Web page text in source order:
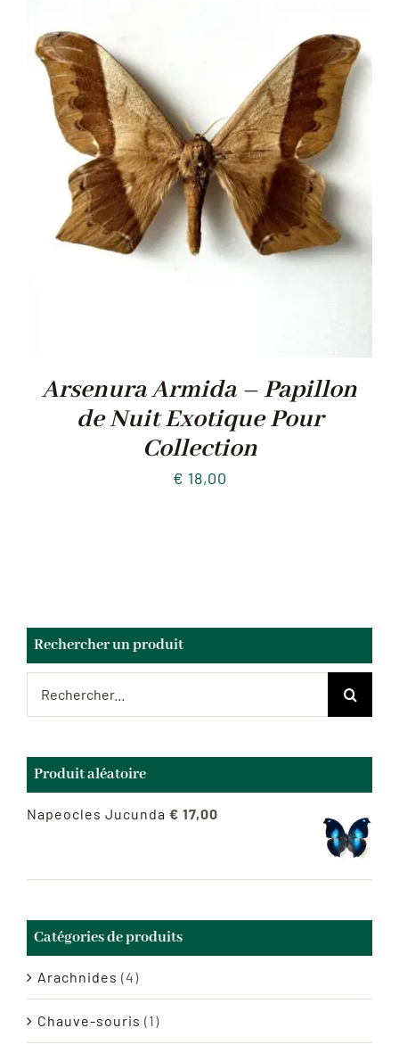
Arsenura Armida – Papillon
de Nuit Exotique Pour
Collection
€ 18,00
Rechercher un produit
Produit aléatoire
Napeocles Jucunda € 17,00
Catégories de produits
Arachnides (4)
Chauve-souris (1)